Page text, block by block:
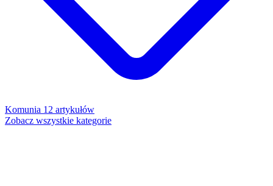
Komunia 12 artykułów
Zobacz wszystkie kategorie